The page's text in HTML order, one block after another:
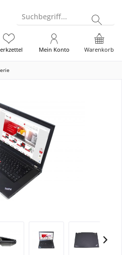
Suchbegriff...
Warenkorb
Mein Konto